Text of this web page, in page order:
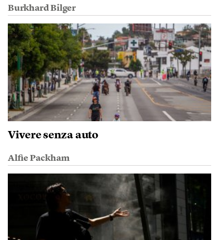
Burkhard Bilger
Vivere senza auto
Alfie Packham